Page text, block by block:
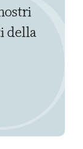
della